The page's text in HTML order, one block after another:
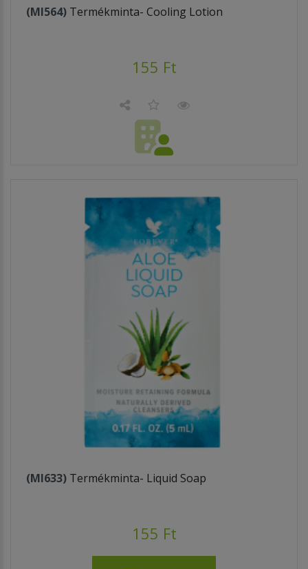
(MI564) Termékminta- Cooling Lotion
155 Ft
(MI633) Termékminta- Liquid Soap
155 Ft